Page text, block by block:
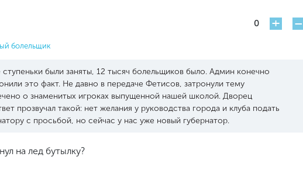
0 + -
болельщик
были заняты, 12 тысяч болельщиков было. Админ конечно
это факт. Не давно в передаче Фетисов, затронули тему
о знаменитых игроках выпущенной нашей школой. Дворец
прозвучал такой: нет желания у руководства города и клуба подать
с просьбой, но сейчас у нас уже новый губернатор.
на лед бутылку?